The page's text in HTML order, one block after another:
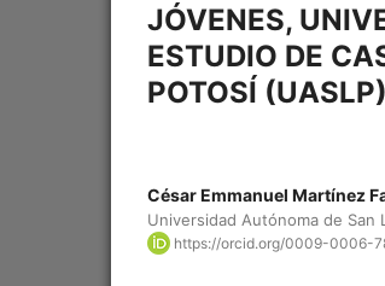
JÓVENES,
ESTUDIO DE
POTOSÍ
César Emmanuel Martínez
Universidad Autónoma de San
https://orcid.org/0009-0006-